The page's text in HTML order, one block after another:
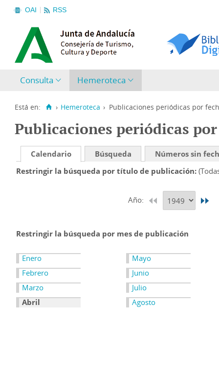
OAI RSS
Consulta Hemeroteca
Está en: › Hemeroteca › Publicaciones periódicas por
Publicaciones periódicas
Calendario Búsqueda
Números sin
Restringir la búsqueda por título de publicación
Año:
Restringir la búsqueda por mes de publicación
Enero
Febrero
Marzo
Abril
Mayo
Junio
Julio
Agosto